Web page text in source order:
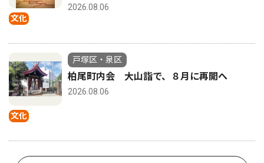
文化
2026.08.06
文化
戸塚区・泉区
柏尾町内会 大山詣で、８月に再開へ
2026.08.06